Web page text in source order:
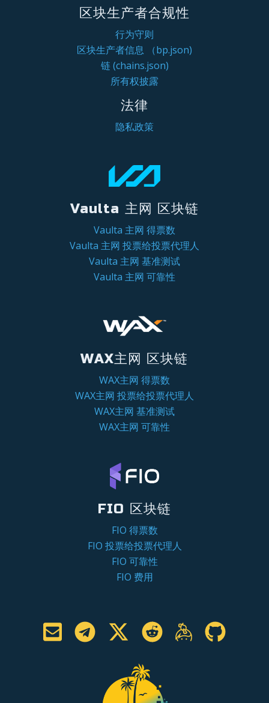
区块生产者合规性
行为守则
区块生产者信息 （bp.json)
链 (chains.json)
所有权披露
法律
隐私政策
Vaulta 主网 区块链
Vaulta 主网 得票数
Vaulta 主网 投票给投票代理人
Vaulta 主网 基准测试
Vaulta 主网 可靠性
WAX主网 区块链
WAX主网 得票数
WAX主网 投票给投票代理人
WAX主网 基准测试
WAX主网 可靠性
FIO 区块链
FIO 得票数
FIO 投票给投票代理人
FIO 可靠性
FIO 费用